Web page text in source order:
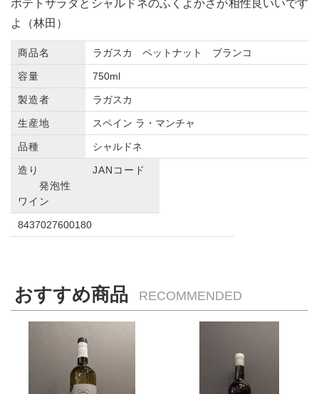
ポテトサラダとシャルドネのふくよかさが相性良いいです
よ（林田）
商品名 ラガスカ ペットナット ブランコ
容量 750ml
製造者 ラガスカ
生産地 スペイン ラ・マンチャ
品種 シャルドネ
造り
発泡性
ワイン
JANコード
8437027600180
おすすめ商品 RECOMMENDED